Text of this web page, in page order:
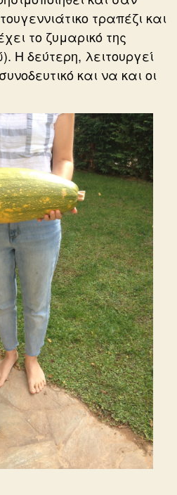
τραπέζι και
το ζυμαρικό της
Η δεύτερη, λειτουργεί
και να και οι